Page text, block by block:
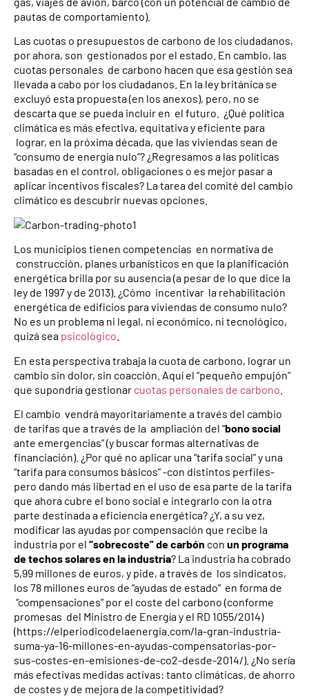
pautas de comportamiento).
Las cuotas o presupuestos de carbono de los ciudadanos,
por ahora, son gestionados por el estado. En cambio, las
cuotas personales de carbono hacen que esa gestión sea
llevada a cabo por los ciudadanos. En la ley británica se
excluyó esta propuesta (en los anexos), pero, no se
descarta que se pueda incluir en el futuro. ¿Qué política
climática es más efectiva, equitativa y eficiente para
lograr, en la próxima década, que las viviendas sean de
“consumo de energía nulo”? ¿Regresamos a las políticas
basadas en el control, obligaciones o es mejor pasar a
aplicar incentivos fiscales? La tarea del comité del cambio
climático es descubrir nuevas opciones.
Los municipios tienen competencias en normativa de
construcción, planes urbanísticos en que la planificación
energética brilla por su ausencia (a pesar de lo que dice la
ley de 1997 y de 2013). ¿Cómo incentivar la rehabilitación
energética de edificios para viviendas de consumo nulo?
No es un problema ni legal, ni económico, ni tecnológico,
quizá sea psicológico
En esta perspectiva trabaja la cuota de carbono, lograr un
cambio sin dolor, sin coacción. Aquí el “pequeño empujón“
que supondría gestionar cuotas personales de carbono
El cambio vendrá mayoritariamente a través del cambio
de tarifas que a través de la ampliación del “bono social
ante emergencias” (y buscar formas alternativas de
financiación). ¿Por qué no aplicar una “tarifa social” y una
“tarifa para consumos básicos” -con distintos perfiles-
pero dando más libertad en el uso de esa parte de la tarifa
que ahora cubre el bono social e integrarlo con la otra
parte destinada a eficiencia energética? ¿Y, a su vez,
modificar las ayudas por compensación que recibe la
industria por el “sobrecoste” de carbón con un programa
de techos solares en la industria? La industria ha cobrado
5,99 millones de euros, y pide, a través de los sindicatos,
los 78 millones euros de “ayudas de estado” en forma de
“compensaciones” por el coste del carbono (conforme
promesas del Ministro de Energía y el RD 1055/2014)
(https://elperiodicodelaenergia.com/la-gran-industria-
suma-ya-16-millones-en-ayudas-compensatorias-por-
sus-costes-en-emisiones-de-co2-desde-2014/). ¿No sería
más efectivas medidas activas: tanto climáticas, de ahorro
de costes y de mejora de la competitividad?